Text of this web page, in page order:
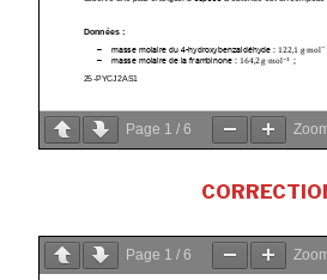
Page 1 / 6
Page 1 / 6